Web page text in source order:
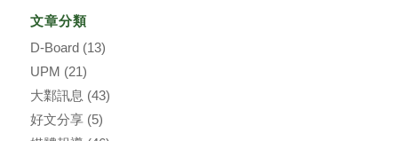
文章分類
D-Board(13)
UPM (21)
大鄴訊息 (43)
好文分享(5)